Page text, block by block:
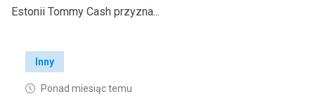
Inny
Ponad miesiąc temu